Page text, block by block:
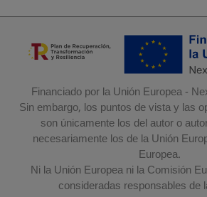
Financiado por la Unión Europea -
Sin embargo, los puntos de vista y las
son únicamente los del autor o
necesariamente los de la Unión
Europea.
Ni la Unión Europea ni la Comisión
consideradas responsables de